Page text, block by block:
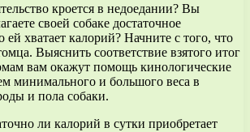
кроется в недоедании? Вы
своей собаке достаточное
ей хватает калорий? Начните с того, что
Выяснить соответствие взятого итог
вам окажут помощь кинологические
минимального и большого веса в
и пола собаки.
ли калорий в сутки приобретает